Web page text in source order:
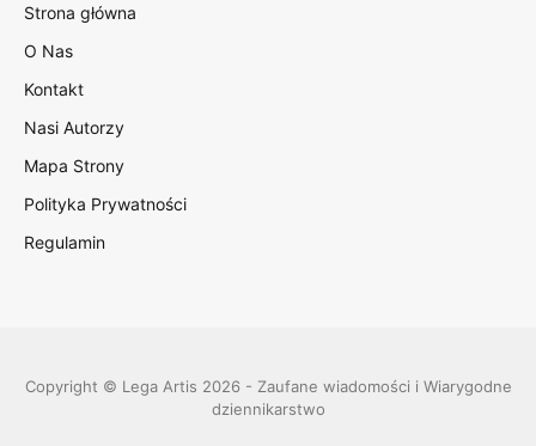
Strona główna
O Nas
Kontakt
Nasi Autorzy
Mapa Strony
Polityka Prywatności
Regulamin
Copyright © Lega Artis 2026 - Zaufane wiadomości i Wiarygodne
dziennikarstwo